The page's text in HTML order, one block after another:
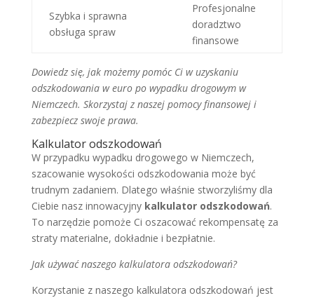
Szybka i sprawna
obsługa spraw
Profesjonalne
doradztwo
finansowe
Dowiedz się, jak możemy pomóc Ci w uzyskaniu
odszkodowania w euro po wypadku drogowym w
Niemczech. Skorzystaj z naszej pomocy finansowej i
zabezpiecz swoje prawa.
Kalkulator odszkodowań
W przypadku wypadku drogowego w Niemczech,
szacowanie wysokości odszkodowania może być
trudnym zadaniem. Dlatego właśnie stworzyliśmy dla
Ciebie nasz innowacyjny kalkulator odszkodowań.
To narzędzie pomoże Ci oszacować rekompensatę za
straty materialne, dokładnie i bezpłatnie.
Jak używać naszego kalkulatora odszkodowań?
Korzystanie z naszego kalkulatora odszkodowań jest